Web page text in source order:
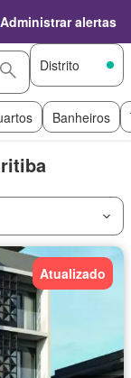
Administrar alertas
Distrito
Banheiros
Atualizado